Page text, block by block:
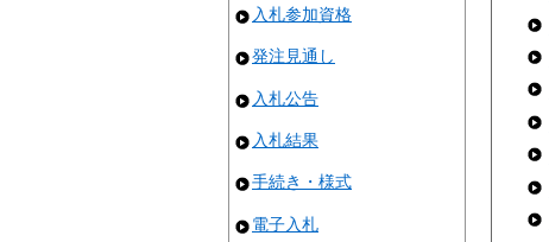
入札参加資格
発注見通し
入札公告
入札結果
手続き・様式
電子入札